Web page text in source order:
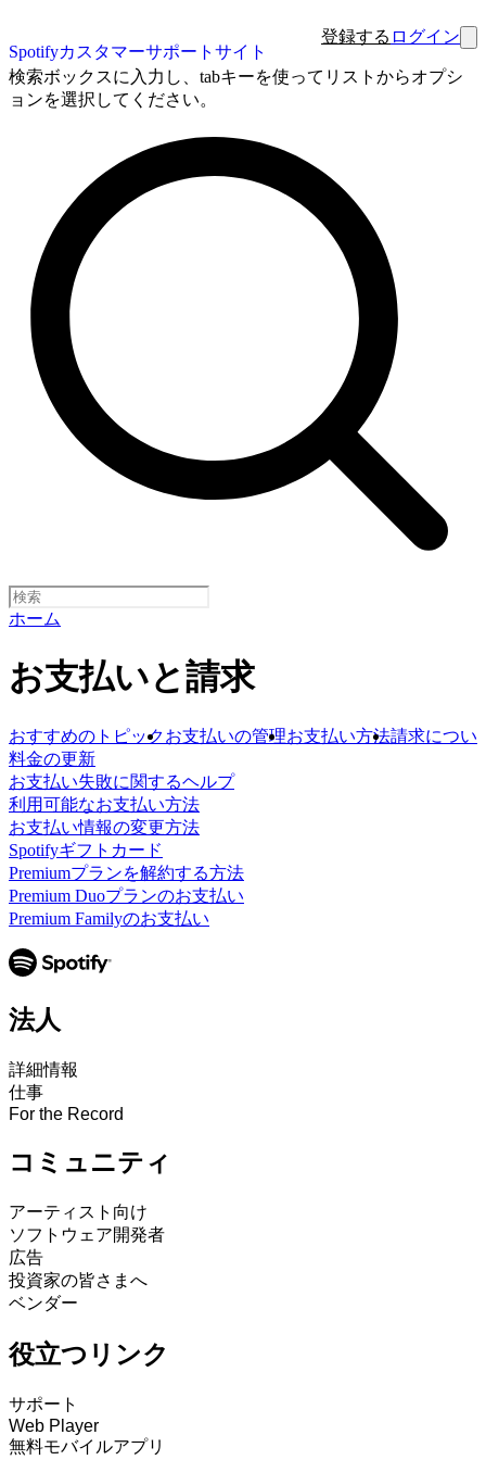
Spotifyカスタマーサポートサイト
登録する ログイン
検索ボックスに入力し、tabキーを使ってリストからオプシ
ョンを選択してください。
ホーム
お支払いと請求
おすすめのトピックお支払いの管理お支払い方法請求につい
料金の更新
お支払い失敗に関するヘルプ
利用可能なお支払い方法
お支払い情報の変更方法
Spotifyギフトカード
Premiumプランを解約する方法
Premium Duoプランのお支払い
Premium Familyのお支払い
法人
詳細情報
仕事
For the Record
コミュニティ
アーティスト向け
ソフトウェア開発者
広告
投資家の皆さまへ
ベンダー
役立つリンク
サポート
Web Player
無料モバイルアプリ